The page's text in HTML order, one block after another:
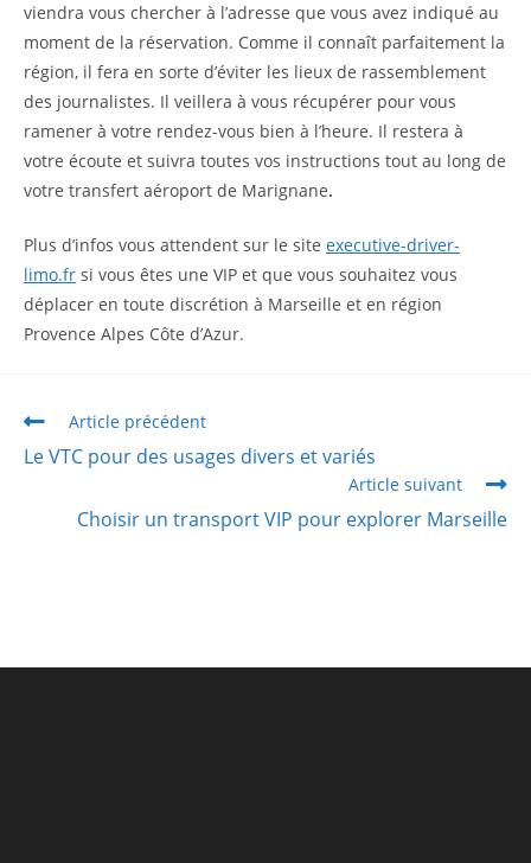
viendra vous chercher à l’adresse que vous avez indiqué au
moment de la réservation. Comme il connaît parfaitement la
région, il fera en sorte d’éviter les lieux de rassemblement
des journalistes. Il veillera à vous récupérer pour vous
ramener à votre rendez-vous bien à l’heure. Il restera à
votre écoute et suivra toutes vos instructions tout au long de
votre transfert aéroport de Marignane.
Plus d’infos vous attendent sur le site executive-driver-
limo.fr si vous êtes une VIP et que vous souhaitez vous
déplacer en toute discrétion à Marseille et en région
Provence Alpes Côte d’Azur.
Article précédent
Le VTC pour des usages divers et variés
Article suivant
Choisir un transport VIP pour explorer Marseille